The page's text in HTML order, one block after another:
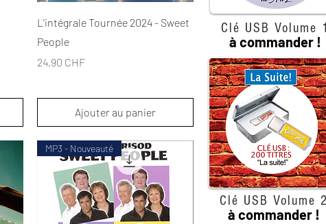
Aperçu rapide
L'intégrale Tournée 2024 - Sweet
People
Prix
24,90 CHF
Ajouter au panier
MP3 - Nouveauté
Clé USB Volume
à commander !
Clé USB Volume
à commander !